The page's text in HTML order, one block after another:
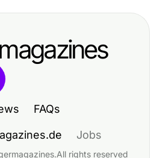
FAQs
Jobs
.All rights reserved